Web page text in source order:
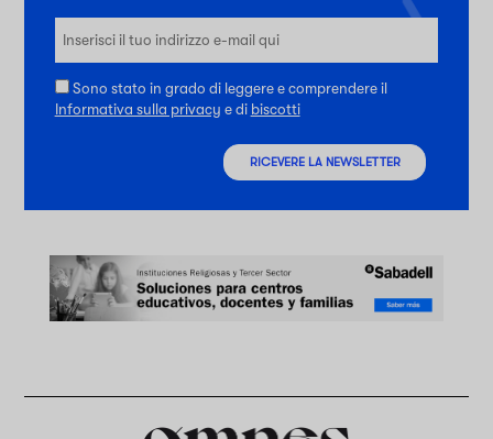
Sono stato in grado di leggere e comprendere il
Informativa sulla privacy e di biscotti
RICEVERE LA NEWSLETTER